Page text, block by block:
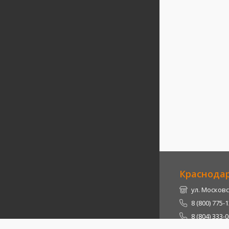
ул.
8 (800) 775-
8 (804) 333-